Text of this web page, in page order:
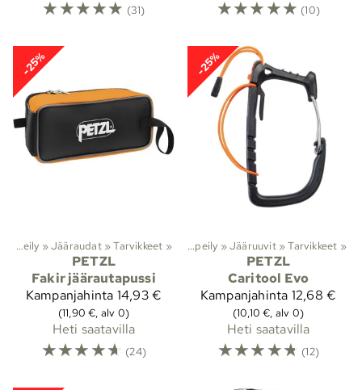
☆☆☆☆☆ (31) ☆☆☆☆☆ (10)
-25%
Kiipeily ‪»Jääraudat ‪»Tarvikkeet ‪»
PETZL
Fakir jäärautapussi
Kampanjahinta 14,93 €
(11,90 €, alv 0)
Heti saatavilla
☆☆☆☆☆ (24)
-25%
Lajit Kiipeily ‪»Jääruuvit ‪»Tarvikkeet ‪»
PETZL
Caritool Evo
Kampanjahinta 12,68 €
(10,10 €, alv 0)
Heti saatavilla
☆☆☆☆☆ (12)